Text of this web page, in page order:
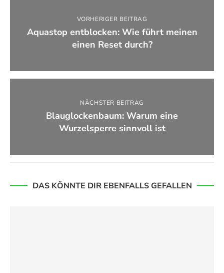
VORHERIGER BEITRAG
Aquastop entblocken: Wie führt meinen
einen Reset durch?
NÄCHSTER BEITRAG
Blauglockenbaum: Warum eine
Wurzelsperre sinnvoll ist
DAS KÖNNTE DIR EBENFALLS GEFALLEN